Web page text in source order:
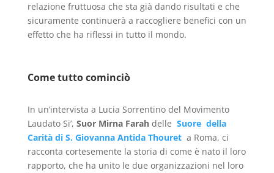
relazione fruttuosa che sta già dando risultati e che
sicuramente continuerà a raccogliere benefici con un
effetto che ha riflessi in tutto il mondo.
Come tutto cominciò
In un’intervista a Lucia Sorrentino del Movimento
Laudato Si’, Suor Mirna Farahdelle Suore della
Carità di S. Giovanna Antida Thoureta Roma, ci
racconta cortesemente la storia di come è nato il loro
rapporto, che ha unito le due organizzazioni nel loro